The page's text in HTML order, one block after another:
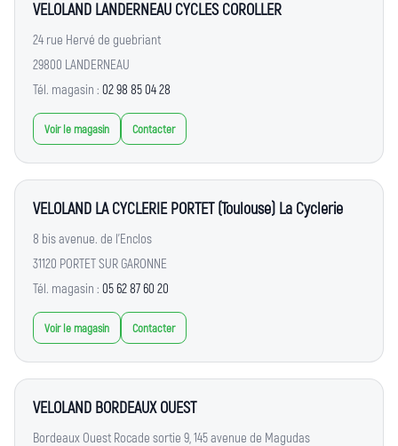
VELOLAND LANDERNEAU CYCLES COROLLER
24 rue Hervé de guebriant
29800 LANDERNEAU
Tél. magasin : 02 98 85 04 28
Voir le magasin Contacter
VELOLAND LA CYCLERIE PORTET (Toulouse) La Cyclerie
8 bis avenue. de l'Enclos
31120 PORTET SUR GARONNE
Tél. magasin : 05 62 87 60 20
Voir le magasin Contacter
VELOLAND BORDEAUX OUEST
Bordeaux Ouest Rocade sortie 9, 145 avenue de Magudas